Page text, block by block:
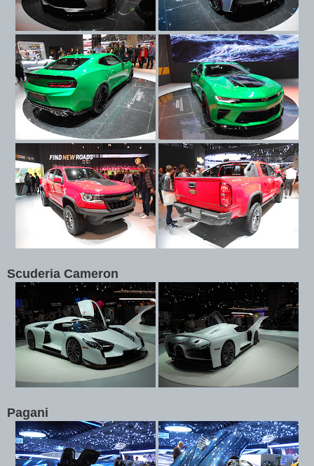
Scuderia Cameron
Pagani